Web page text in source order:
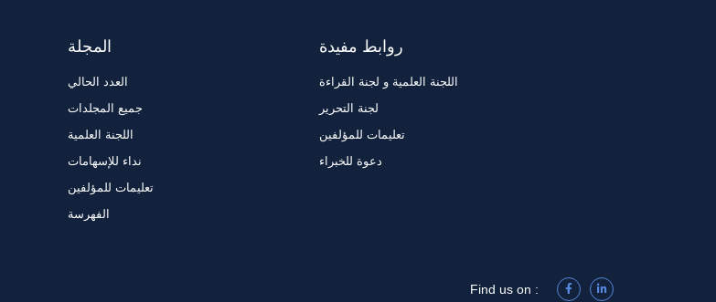
المجلة
العدد الحالي
جميع المجلدات
اللجنة العلمية
نداء للإسهامات
تعليمات للمؤلفين
الفهرسة
روابط مفيدة
اللجنة العلمية و لجنة القراءة
لجنة التحرير
تعليمات للمؤلفين
دعوة للخبراء
Find us on :